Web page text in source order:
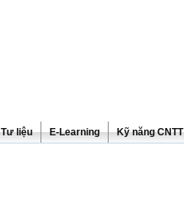
Tư liệu E-Learning Kỹ năng CNTT